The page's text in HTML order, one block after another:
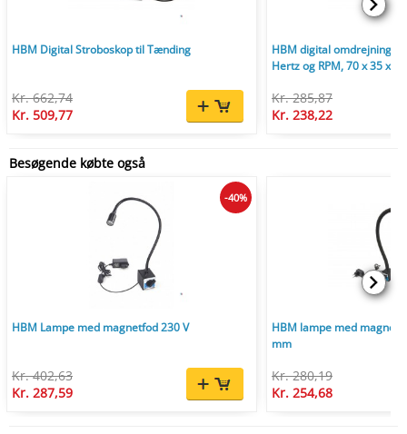
HBM Digital Stroboskop til Tænding
Kr. 662,74
Kr. 509,77
HBM digital
Hertz og RPM, 70 x 35 x
Kr. 285,87
Kr. 238,22
Besøgende købte også
HBM Lampe med magnetfod 230 V
Kr. 402,63
Kr. 287,59
-40%
HBM lampe med
mm
Kr. 280,19
Kr. 254,68